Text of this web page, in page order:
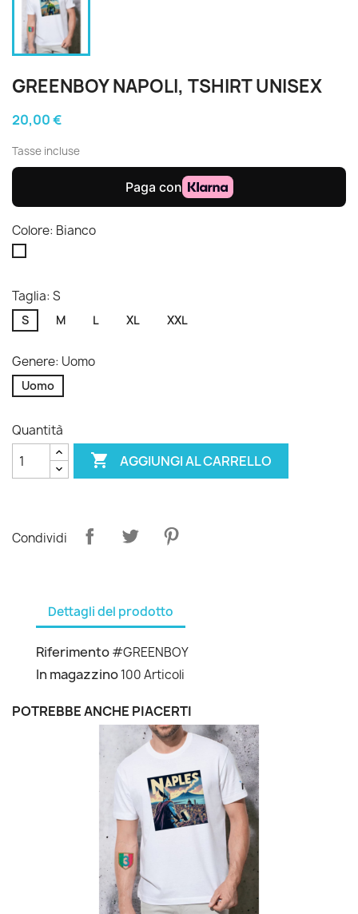
GREENBOY NAPOLI, TSHIRT UNISEX
20,00 €
Tasse incluse
Colore: Bianco
Taglia: S
S M L XL XXL
Genere: Uomo
Uomo
Quantità
 AGGIUNGI AL CARRELLO
Condividi
Dettagli del prodotto
Riferimento#GREENBOY
In magazzino100 Articoli
POTREBBE ANCHE PIACERTI